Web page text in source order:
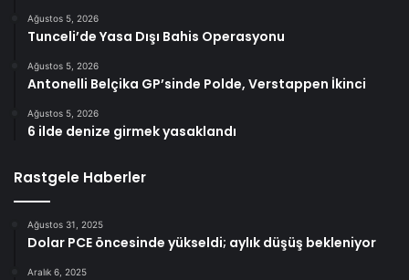
Ağustos 5, 2026
Tunceli’de Yasa Dışı Bahis Operasyonu
Ağustos 5, 2026
Antonelli Belçika GP’sinde Polde, Verstappen İkinci
Ağustos 5, 2026
6 ilde denize girmek yasaklandı
Rastgele Haberler
Ağustos 31, 2025
Dolar PCE öncesinde yükseldi; aylık düşüş bekleniyor
Aralık 6, 2025